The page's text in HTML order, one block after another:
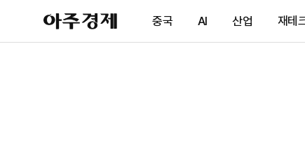
아
주
제
중국 AI 산업 재테